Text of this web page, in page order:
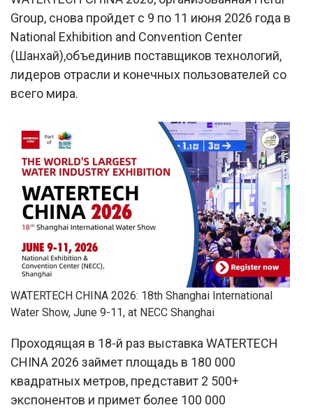
Group, снова пройдет с 9 по 11 июня 2026 года в
National Exhibition and Convention Center
(Шанхай),объединив поставщиков технологий,
лидеров отрасли и конечных пользователей со
всего мира.
WATERTECH CHINA 2026: 18th Shanghai International
Water Show, June 9-11, at NECC Shanghai
Проходящая в 18-й раз выставка WATERTECH
CHINA 2026 займет площадь в 180 000
квадратных метров, представит 2 500+
экспонентов и примет более 100 000